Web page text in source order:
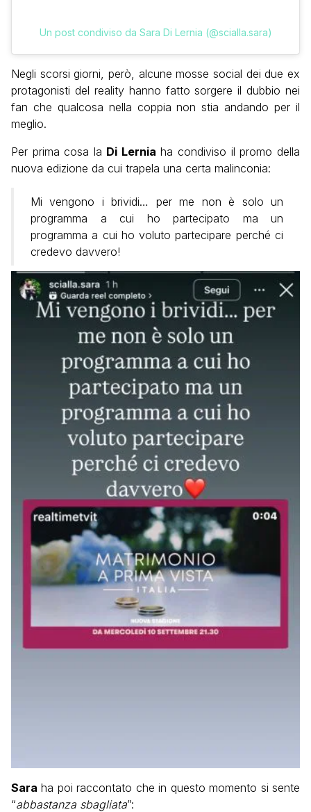
Un post condiviso da Sara Di Lernia (@scialla.sara)
Negli scorsi giorni, però, alcune mosse social dei due ex
protagonisti del reality hanno fatto sorgere il dubbio nei
fan che qualcosa nella coppia non stia andando per il
meglio.
Per prima cosa la Di Lernia ha condiviso il promo della
nuova edizione da cui trapela una certa malinconia:
Mi vengono i brividi… per me non è solo un
programma a cui ho partecipato ma un
programma a cui ho voluto partecipare perché ci
credevo davvero!
Sara ha poi raccontato che in questo momento si sente
“abbastanza sbagliata”: